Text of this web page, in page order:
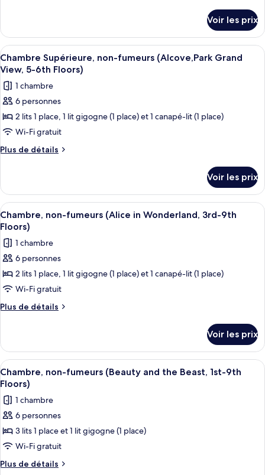
Supérieure,
non-
fumeurs
(Standard,
Alcove,
1st-
9th
Floors)
le
type
de
chambre
Chambre
Supérieure,
non-
fumeurs
(Standard,
Alcove,
9th
Voir les prix
Afficher
toutes
les
photos
pour
ce
type
de
Supérieure,
non-
fumeurs
(Alcove,Park
Grand
View,
5-
6th
Floors)
Couette en duvet d'oie, coffres-forts
7
Chambre Supérieure, non-fumeurs (Alcove,Park Grand
View, 5-6th Floors)
1 chambre
6 personnes
2 lits 1 place, 1 lit gigogne (1 place) et 1 canapé-lit (1 place)
Wi-Fi gratuit
Plus de détails
Plus
le
type
de
chambre
Chambre
Supérieure,
non-
fumeurs
(Alcove,Park
Grand
5-
Voir les prix
Afficher
toutes
les
photos
pour
ce
type
de
non-
fumeurs
(Alice
in
Wonderland,
3rd-
9th
Floors)
Chambre, non-fumeurs (Alice in
5
Chambre, non-fumeurs (Alice in Wonderland, 3rd-9th
Floors)
1 chambre
6 personnes
2 lits 1 place, 1 lit gigogne (1 place) et 1 canapé-lit (1 place)
Wi-Fi gratuit
Plus de détails
Plus
le
type
de
chambre
Chambre,
non-
fumeurs
in
Wonderland,
9th
Voir les prix
Afficher
toutes
les
photos
pour
ce
type
de
Chambre, non-fumeurs (Beauty and
4
Chambre, non-fumeurs (Beauty and the Beast, 1st-9th
Floors)
1 chambre
6 personnes
3 lits 1 place et 1 lit gigogne (1 place)
Wi-Fi gratuit
Plus de détails
Plus